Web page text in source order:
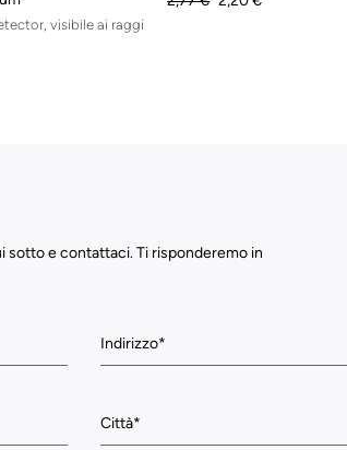
visibile ai raggi
sotto e contattaci. Ti risponderemo in